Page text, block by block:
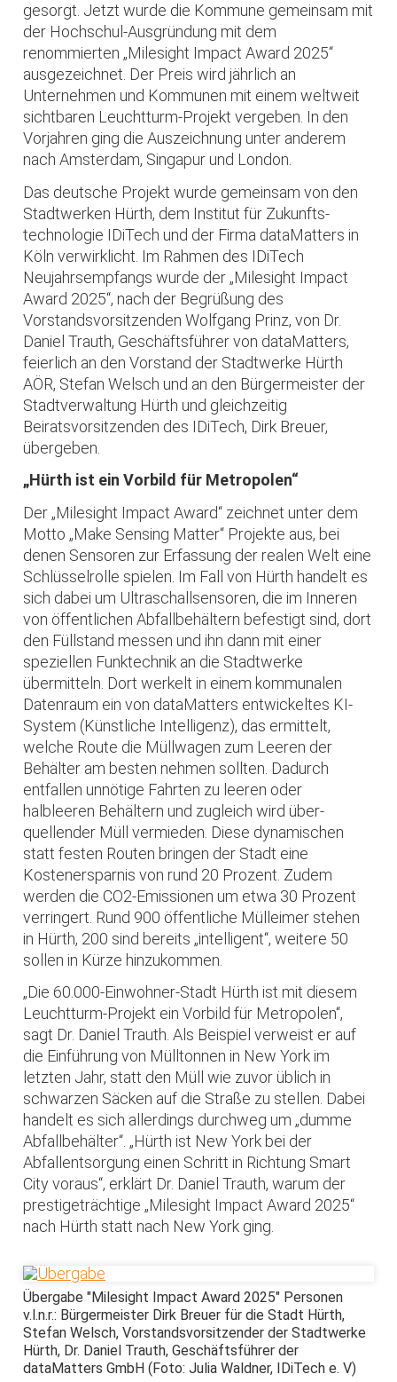
gesorgt. Jetzt wurde die Kommune gemeinsam mit
der Hochschul-Ausgründung mit dem
renommierten „Milesight Impact Award 2025“
ausgezeichnet. Der Preis wird jährlich an
Unternehmen und Kommunen mit einem weltweit
sichtbaren Leuchtturm-Projekt vergeben. In den
Vorjahren ging die Auszeichnung unter anderem
nach Amsterdam, Singapur und London.
Das deutsche Projekt wurde gemeinsam von den
Stadtwerken Hürth, dem Institut für Zukunfts­
technologie IDiTech und der Firma dataMatters in
Köln verwirklicht. Im Rahmen des IDiTech
Neujahrsempfangs wurde der „Milesight Impact
Award 2025“, nach der Begrüßung des
Vorstandsvorsitzenden Wolfgang Prinz, von Dr.
Daniel Trauth, Geschäftsführer von dataMatters,
feierlich an den Vorstand der Stadtwerke Hürth
AÖR, Stefan Welsch und an den Bürgermeister der
Stadtverwaltung Hürth und gleichzeitig
Beiratsvorsitzenden des IDiTech, Dirk Breuer,
übergeben.
„Hürth ist ein Vorbild für Metropolen“
Der „Milesight Impact Award“ zeichnet unter dem
Motto „Make Sensing Matter“ Projekte aus, bei
denen Sensoren zur Erfassung der realen Welt eine
Schlüsselrolle spielen. Im Fall von Hürth handelt es
sich dabei um Ultraschallsensoren, die im Inneren
von öffentlichen Abfallbehältern befestigt sind, dort
den Füllstand messen und ihn dann mit einer
speziellen Funktechnik an die Stadtwerke
übermitteln. Dort werkelt in einem kommunalen
Datenraum ein von dataMatters entwickeltes KI-
System (Künstliche Intelligenz), das ermittelt,
welche Route die Müllwagen zum Leeren der
Behälter am besten nehmen sollten. Dadurch
entfallen unnötige Fahrten zu leeren oder
halbleeren Behältern und zugleich wird über­
quellender Müll vermieden. Diese dynamischen
statt festen Routen bringen der Stadt eine
Kostenersparnis von rund 20 Prozent. Zudem
werden die CO2-Emissionen um etwa 30 Prozent
verringert. Rund 900 öffentliche Mülleimer stehen
in Hürth, 200 sind bereits „intelligent“, weitere 50
sollen in Kürze hinzukommen.
„Die 60.000-Einwohner-Stadt Hürth ist mit diesem
Leuchtturm-Projekt ein Vorbild für Metropolen“,
sagt Dr. Daniel Trauth. Als Beispiel verweist er auf
die Einführung von Mülltonnen in New York im
letzten Jahr, statt den Müll wie zuvor üblich in
schwarzen Säcken auf die Straße zu stellen. Dabei
handelt es sich allerdings durchweg um „dumme
Abfallbehälter“. „Hürth ist New York bei der
Abfallent­sorgung einen Schritt in Richtung Smart
City voraus“, erklärt Dr. Daniel Trauth, warum der
prestigeträchtige „Milesight Impact Award 2025“
nach Hürth statt nach New York ging.
Übergabe "Milesight Impact Award 2025" Personen
v.l.n.r.: Bürgermeister Dirk Breuer für die Stadt Hürth,
Stefan Welsch, Vorstandsvorsitzender der Stadtwerke
Hürth, Dr. Daniel Trauth, Geschäftsführer der
dataMatters GmbH (Foto: Julia Waldner, IDiTech e. V)